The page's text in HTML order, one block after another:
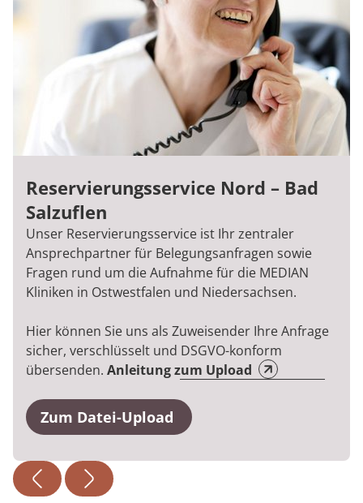
Reservierungsservice Nord – Bad
Salzuflen
Unser Reservierungsservice ist Ihr zentraler
Ansprechpartner für Belegungsanfragen sowie
Fragen rund um die Aufnahme für die MEDIAN
Kliniken in Ostwestfalen und Niedersachsen.
Hier können Sie uns als Zuweisender Ihre Anfrage
sicher, verschlüsselt und DSGVO-konform
übersenden. Anleitung zum Upload
Zum Datei-Upload